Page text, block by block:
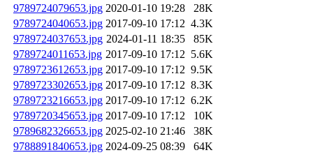
9789724079653.jpg 2020-01-10 19:28
28K
9789724040653.jpg 2017-09-10 17:12 4.3K
9789724037653.jpg 2024-01-11 18:35
85K
9789724011653.jpg 2017-09-10 17:12 5.6K
9789723612653.jpg 2017-09-10 17:12 9.5K
9789723302653.jpg 2017-09-10 17:12 8.3K
9789723216653.jpg 2017-09-10 17:12 6.2K
9789720345653.jpg 2017-09-10 17:12
10K
9789682326653.jpg 2025-02-10 21:46
38K
9788891840653.jpg 2024-09-25 08:39
64K